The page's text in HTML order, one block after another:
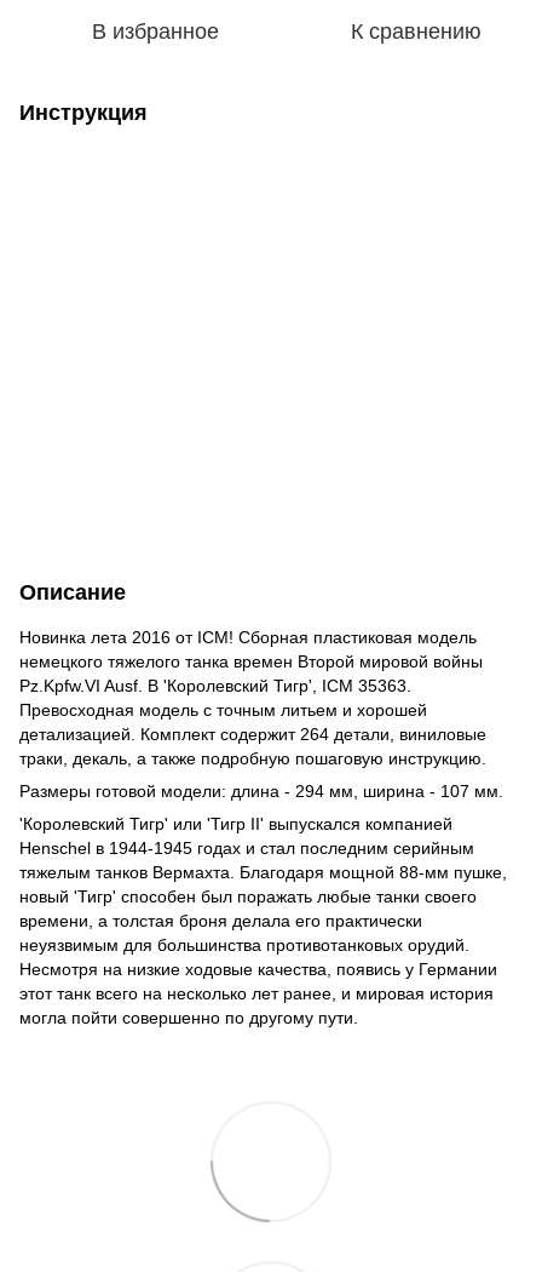
В избранное К сравнению
Инструкция
Описание
Новинка лета 2016 от ICM! Сборная пластиковая модель
немецкого тяжелого танка времен Второй мировой войны
Pz.Kpfw.VI Ausf. B 'Королевский Тигр', ICM 35363.
Превосходная модель с точным литьем и хорошей
детализацией. Комплект содержит 264 детали, виниловые
траки, декаль, а также подробную пошаговую инструкцию.
Размеры готовой модели: длина - 294 мм, ширина - 107 мм.
'Королевский Тигр' или 'Тигр II' выпускался компанией
Henschel в 1944-1945 годах и стал последним серийным
тяжелым танков Вермахта. Благодаря мощной 88-мм пушке,
новый 'Тигр' способен был поражать любые танки своего
времени, а толстая броня делала его практически
неуязвимым для большинства противотанковых орудий.
Несмотря на низкие ходовые качества, появись у Германии
этот танк всего на несколько лет ранее, и мировая история
могла пойти совершенно по другому пути.